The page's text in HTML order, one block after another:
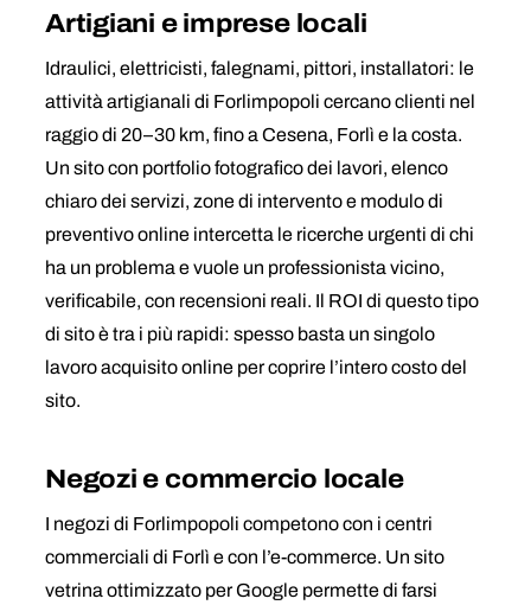
Artigiani e imprese locali
Idraulici, elettricisti, falegnami, pittori, installatori: le
attività artigianali di Forlimpopoli cercano clienti nel
raggio di 20–30 km, fino a Cesena, Forlì e la costa.
Un sito con portfolio fotografico dei lavori, elenco
chiaro dei servizi, zone di intervento e modulo di
preventivo online intercetta le ricerche urgenti di chi
ha un problema e vuole un professionista vicino,
verificabile, con recensioni reali. Il ROI di questo tipo
di sito è tra i più rapidi: spesso basta un singolo
lavoro acquisito online per coprire l’intero costo del
sito.
Negozi e commercio locale
I negozi di Forlimpopoli competono con i centri
commerciali di Forlì e con l’e-commerce. Un sito
vetrina ottimizzato per Google permette di farsi